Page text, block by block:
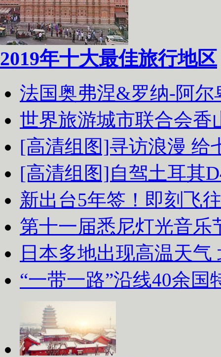
2019年十大最佳旅行地区
法国奥弗涅&罗纳-阿
世界旅游城市联合会香
[高清组图]寻访浪漫 给
[高清组图]自驾土耳其
新出台5年签！即刻飞
第十一届悉尼灯光音乐
日本多地出现高温天
“一带一路”沿线40余国